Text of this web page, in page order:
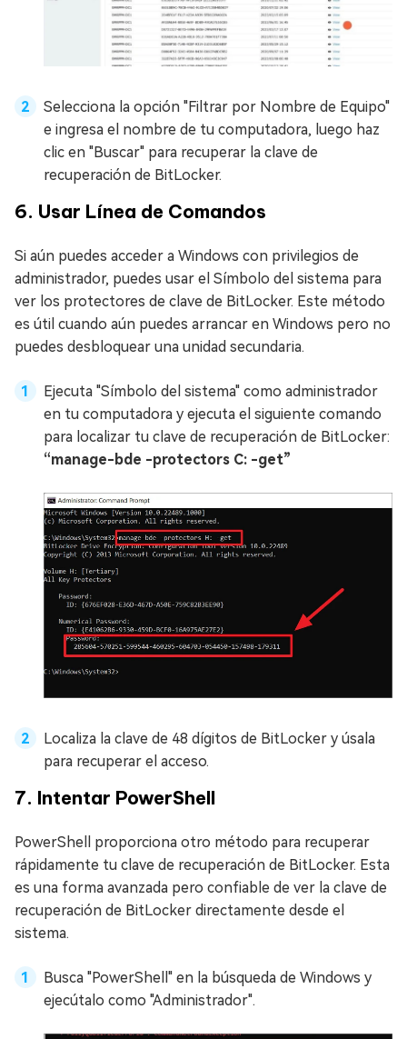
Selecciona la opción "Filtrar por Nombre de Equipo"
e ingresa el nombre de tu computadora, luego haz
clic en "Buscar" para recuperar la clave de
recuperación de BitLocker.
6. Usar Línea de Comandos
Si aún puedes acceder a Windows con privilegios de
administrador, puedes usar el Símbolo del sistema para
ver los protectores de clave de BitLocker. Este método
es útil cuando aún puedes arrancar en Windows pero no
puedes desbloquear una unidad secundaria.
Ejecuta "Símbolo del sistema" como administrador
en tu computadora y ejecuta el siguiente comando
para localizar tu clave de recuperación de BitLocker:
“manage-bde -protectors C: -get”
Localiza la clave de 48 dígitos de BitLocker y úsala
para recuperar el acceso.
7. Intentar PowerShell
PowerShell proporciona otro método para recuperar
rápidamente tu clave de recuperación de BitLocker. Esta
es una forma avanzada pero confiable de ver la clave de
recuperación de BitLocker directamente desde el
sistema.
Busca "PowerShell" en la búsqueda de Windows y
ejecútalo como "Administrador".